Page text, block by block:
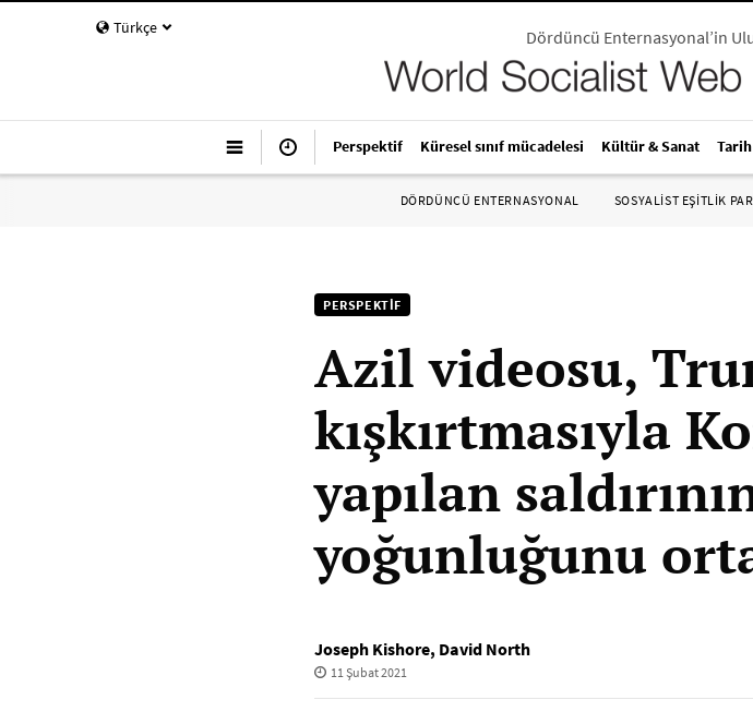
Türkçe Dördüncü Enternasyonal’in
Perspektif Küresel sınıf mücadelesi Kültür & Sanat Tarih
DÖRDÜNCÜ ENTERNASYONAL SOSYALIST EŞITLIK
PERSPEKTIF
Azil videosu,
kışkırtmasıyla
yapılan
yoğunluğunu
Joseph Kishore, David North
11 Şubat 2021